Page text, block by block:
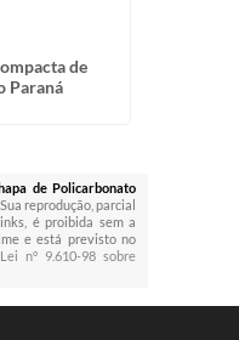
de
Paraná
de Policarbonato
reprodução, parcial
é proibida sem a
e está previsto no
Lei n° 9.610-98 sobre